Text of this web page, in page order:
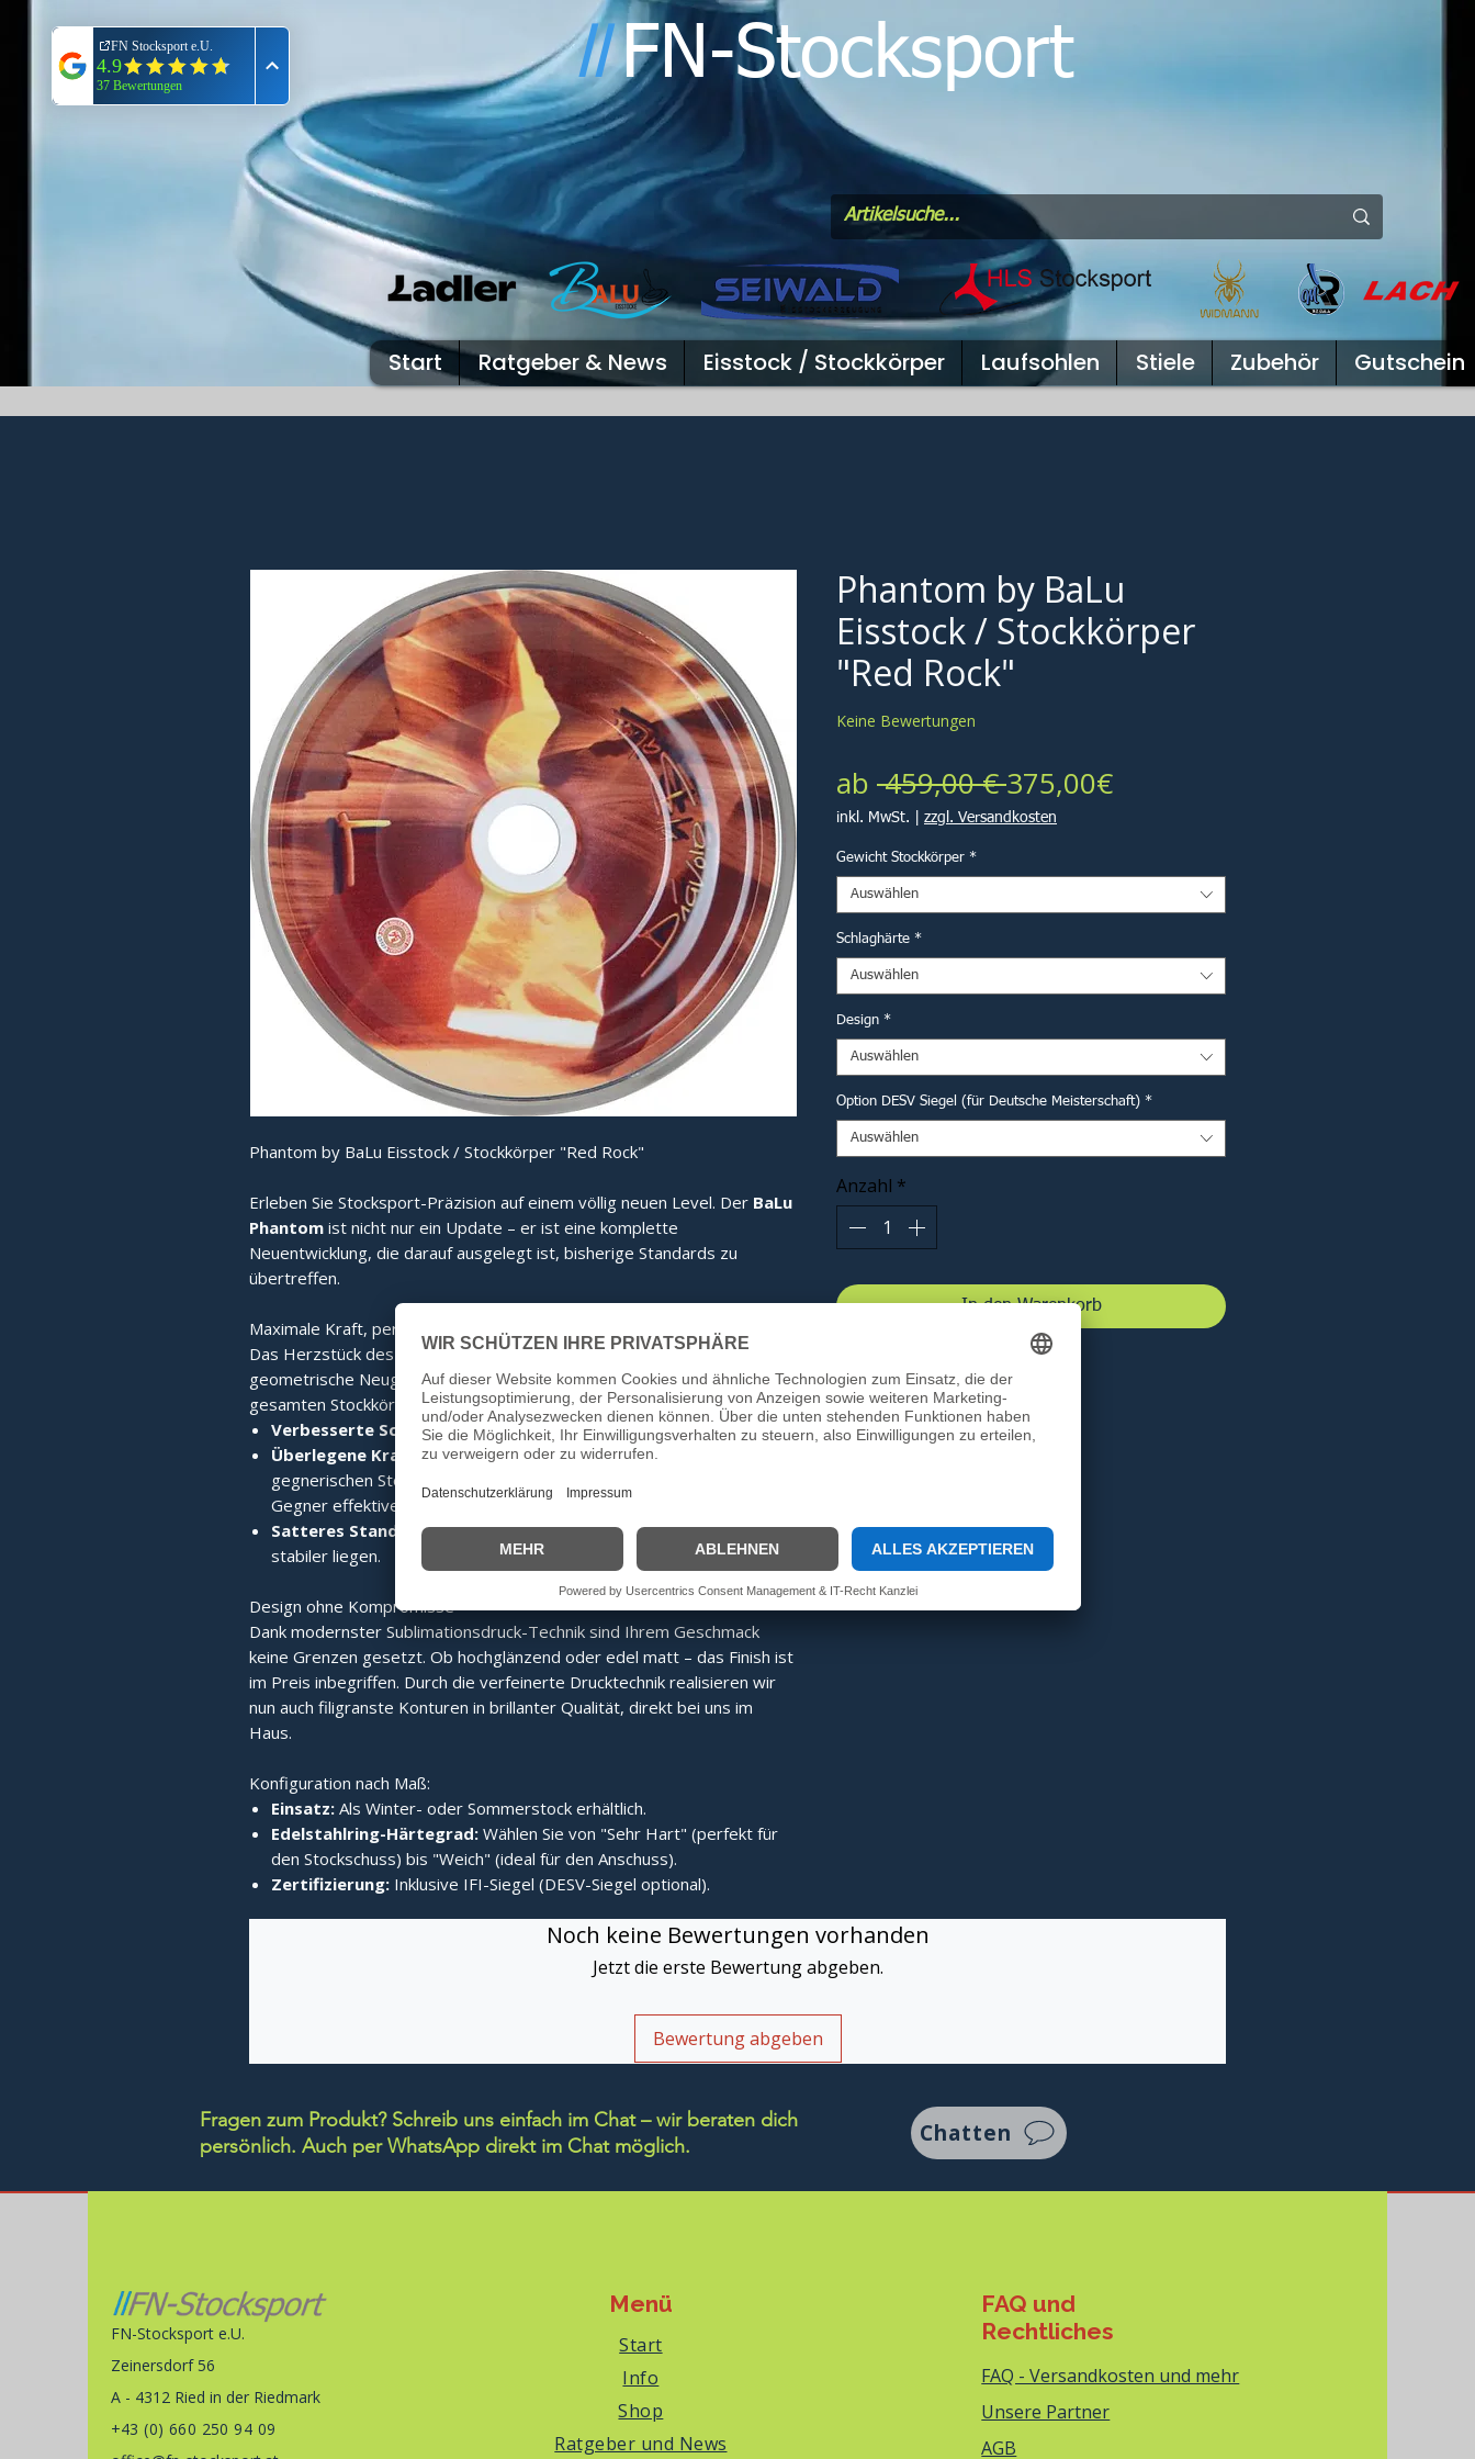
llFN-Stocksport
Start Ratgeber & News Eisstock / Stockkörper Laufsohlen Stiele Zubehör Gutschein
Phantom by BaLu Eisstock / Stockkörper "Red Rock"
Erleben Sie Stocksport-Präzision auf einem völlig neuen Level. Der BaLu
Phantom ist nicht nur ein Update – er ist eine komplette
Neuentwicklung, die darauf ausgelegt ist, bisherige Standards zu
übertreffen.
Maximale Kraft, perfekter Stand
Das Herzstück des Phantom ist seine revolutionäre Haubenform. Diese
geometrische Neugestaltung sorgt für eine optimale Kraftverteilung im
gesamten Stockkörper. Das Ergebnis spüren Sie bei jedem Schuss:
Verbesserte Schlagkraft:Die Energie wird effizienter gebündelt.
Überlegene Kraftübertragung:Beim Kontakt mit dem
gegnerischen Stock wird die Energie direkter übertragen, was den
Gegner effektiver verdrängt.
Satteres Standvermögen:Der Stock bleibt nach dem Treffer
stabiler liegen.
Design ohne Kompromisse
Dank modernster Sublimationsdruck-Technik sind Ihrem Geschmack
keine Grenzen gesetzt. Ob hochglänzend oder edel matt – das Finish ist
im Preis inbegriffen. Durch die verfeinerte Drucktechnik realisieren wir
nun auch filigranste Konturen in brillanter Qualität, direkt bei uns im
Haus.
Konfiguration nach Maß:
Einsatz: Als Winter- oder Sommerstock erhältlich.
Edelstahlring-Härtegrad: Wählen Sie von "Sehr Hart" (perfekt für
den Stockschuss) bis "Weich" (ideal für den Anschuss).
Zertifizierung: Inklusive IFI-Siegel (DESV-Siegel optional).
Phantom by BaLu
Eisstock / Stockkörper
"Red Rock"
Keine Bewertungen
ab 459,00 € Standardpreis
375,00€Sale-
inkl. MwSt. zzgl. Versandkosten
Gewicht Stockkörper *
Auswählen
Schlaghärte *
Auswählen
Design *
Auswählen
Option DESV Siegel (für Deutsche Meisterschaft) *
Auswählen
Anzahl *
In den Warenkorb
Noch keine Bewertungen vorhanden
Jetzt die erste Bewertung abgeben.
Bewertung abgeben
Fragen zum Produkt? Schreib uns einfach im Chat – wir beraten dich
persönlich. Auch per WhatsApp direkt im Chat möglich. Chatten
FN-Stocksport e.U.
Zeinersdorf 56
A - 4312 Ried in der Riedmark
+43 (0) 660 250 94 09
Menü
Start
Info
Shop
Ratgeber und News
FAQ und
Rechtliches
FAQ - Versandkosten und mehr
Unsere Partner
AGB